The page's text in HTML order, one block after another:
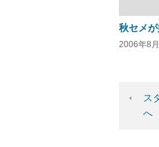
秋セメが
2006年8
ス
へ